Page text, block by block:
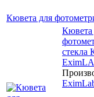
Кювета для
Кювета
стекла